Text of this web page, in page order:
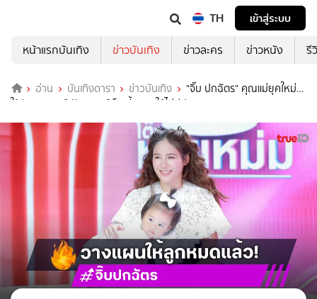
TH
เข้าสู่ระบบ
หน้าแรกบันเทิง
ข่าวบันเทิง ข่าวละคร ข่าวหนัง รี
อ่าน บันเทิงดารา ข่าวบันเทิง
"จิ๊บ ปกฉัตร" คุณแม่ยุคใหม่
ใช้นักจิตแพทย์ปรับมายด์เซ็ตเลี้ยงลูกให้ไม่มีปม